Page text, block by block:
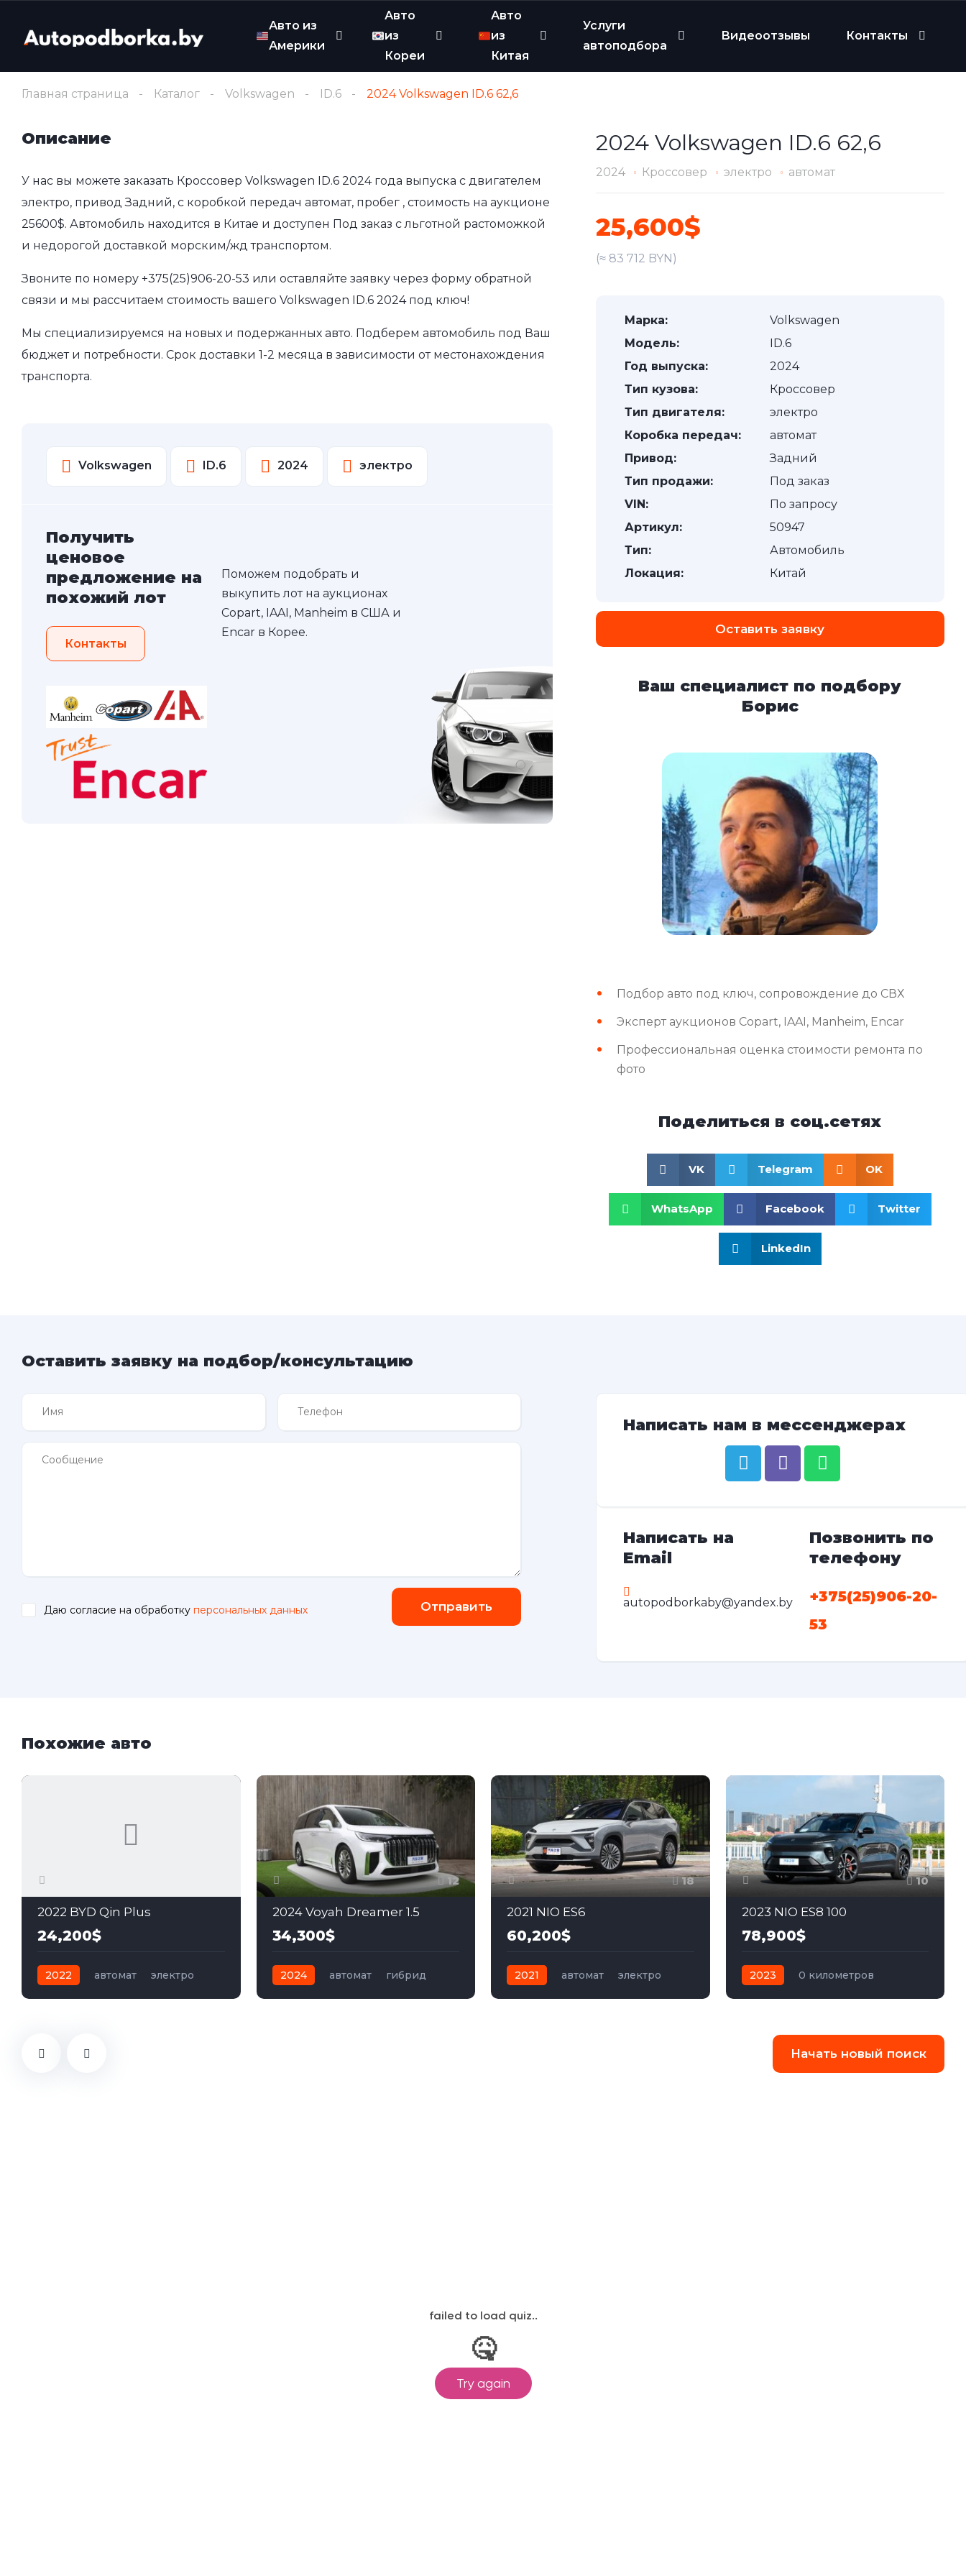
Авто из
Америки
Авто
из
Кореи
Авто
из
Китая
Услуги
автоподбора
Видеоотзывы Контакты
Главная страница Каталог Volkswagen ID.6 2024 Volkswagen ID.6 62,6
Описание
У нас вы можете заказать Кроссовер Volkswagen ID.6 2024 года выпуска с двигателем
электро, привод Задний, с коробкой передач автомат, пробег , стоимость на аукционе
25600$. Автомобиль находится в Китае и доступен Под заказ с льготной растоможкой
и недорогой доставкой морским/жд транспортом.
Звоните по номеру +375(25)906-20-53 или оставляйте заявку через форму обратной
связи и мы рассчитаем стоимость вашего Volkswagen ID.6 2024 под ключ!
Мы специализируемся на новых и подержанных авто. Подберем автомобиль под Ваш
бюджет и потребности. Срок доставки 1-2 месяца в зависимости от местонахождения
транспорта.
Volkswagen ID.6 2024 электро
Получить
ценовое
предложение на
похожий лот
Контакты
Поможем подобрать и
выкупить лот на аукционах
Copart, IAAI, Manheim в США и
Encar в Корее.
2024 Volkswagen ID.6 62,6
2024 Кроссовер электро автомат
25,600$
(≈ 83 712 BYN)
Марка:
Volkswagen
Модель:
ID.6
Год выпуска:
2024
Тип кузова:
Кроссовер
Тип двигателя:
электро
Коробка передач:
автомат
Привод:
Задний
Тип продажи:
Под заказ
VIN:
По запросу
Артикул:
50947
Тип:
Автомобиль
Локация:
Китай
Оставить заявку
Ваш специалист по подбору
Борис
Подбор авто под ключ, сопровождение до СВХ
Эксперт аукционов Copart, IAAI, Manheim, Encar
Профессиональная оценка стоимости ремонта по
фото
Поделиться в соц.сетях
VK Telegram OK
WhatsApp Facebook Twitter
LinkedIn
Оставить заявку на подбор/консультацию
Даю согласие на обработку персональных данных Отправить
Написать нам в мессенджерах
Написать на
Email
autopodborkaby@yandex.by
Позвонить по
телефону
+375(25)906-20-
53
Похожие авто
2022 BYD Qin Plus
24,200$
2022 автомат
электро
12
2024 Voyah Dreamer 1.5
34,300$
2024 автомат
гибрид
18
2021 NIO ES6
60,200$
2021 автомат
электро
10
2023 NIO ES8 100
78,900$
2023
0 километров
Начать новый поиск